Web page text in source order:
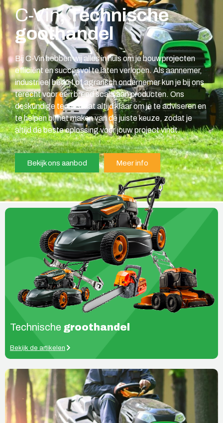
C-Vin, Technische
goothandel
Bij C-Vin hebben wij alles in huis om je bouwprojecten
efficiënt en succesvol te laten verlopen. Als aannemer,
industrieel bedrijf of agrarisch ondernemer kun je bij ons
terecht voor een breed scala aan producten. Ons
deskundige team staat altijd klaar om je te adviseren en
te helpen bij het maken van de juiste keuze, zodat je
altijd de beste oplossing voor jouw project vindt.
Bekijk ons aanbod Meer info
Technische groothandel
Bekijk de artikelen